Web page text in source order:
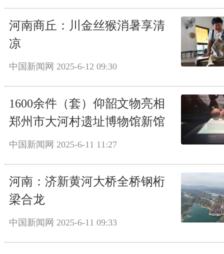
河南商丘：川金丝猴消暑享清
凉
中国新闻网 2025-6-12 09:30
1600余件（套）仰韶文物亮相
郑州市大河村遗址博物馆新馆
中国新闻网 2025-6-11 11:27
河南：济新黄河大桥全桥钢桁
梁合龙
中国新闻网 2025-6-11 09:33